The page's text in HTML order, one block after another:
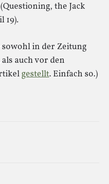
the Jack
19).
in der Zeitung
als auch vor den
gestellt. Einfach so.)